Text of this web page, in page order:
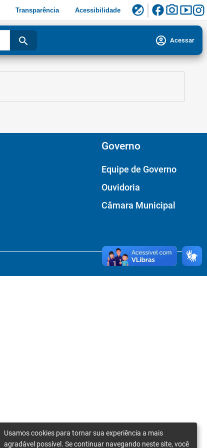
Transparência Acessibilidade flaky facebookphoto_camerasmart_display
search account_circle Acessar
Governo
Equipe de Governo
Ouvidoria
Câmara Municipal
Usamos cookies para tornar sua experiência a mais
agradável possível. Se continuar navegando neste site, você